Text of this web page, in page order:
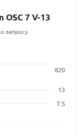
OSC 7 V-13
запросу
820
13
7.5